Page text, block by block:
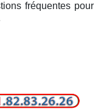
fréquentes pour